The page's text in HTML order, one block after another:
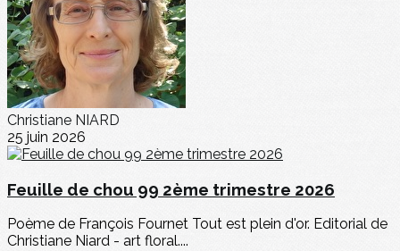
Christiane NIARD
25 juin 2026
Feuille de chou 99 2ème trimestre 2026
Poème de François Fournet Tout est plein d'or. Editorial de
Christiane Niard - art floral....